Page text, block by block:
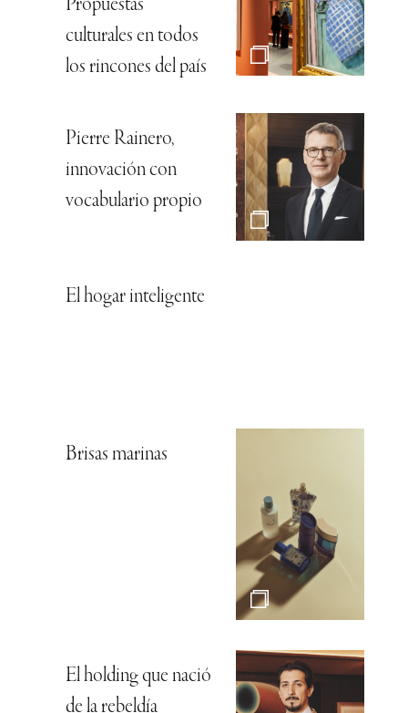
Propuestas
culturales en todos
los rincones del país
Pierre Rainero,
innovación con
vocabulario propio
El hogar inteligente
Brisas marinas
El holding que nació
de la rebeldía